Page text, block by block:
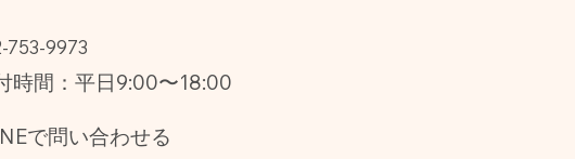
753-9973
時間：平日9:00〜18:00
で問い合わせる